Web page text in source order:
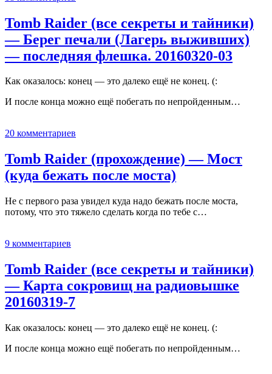
Tomb Raider (все секреты и тайники)
— Берег печали (Лагерь выживших)
— последняя флешка. 20160320-03
Как оказалось: конец — это далеко ещё не конец. (:
И после конца можно ещё побегать по непройденным…
20 комментариев
Tomb Raider (прохождение) — Мост
(куда бежать после моста)
Не с первого раза увидел куда надо бежать после моста,
потому, что это тяжело сделать когда по тебе с…
9 комментариев
Tomb Raider (все секреты и тайники)
— Карта сокровищ на радиовышке
20160319-7
Как оказалось: конец — это далеко ещё не конец. (:
И после конца можно ещё побегать по непройденным…